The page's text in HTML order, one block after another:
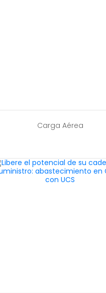
Carga Aérea